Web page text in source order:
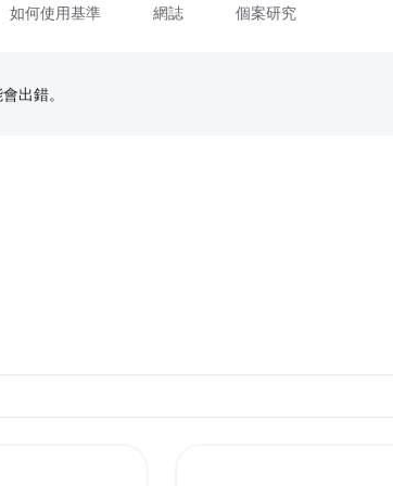
如何使用基準 網誌 個案研究
出錯。